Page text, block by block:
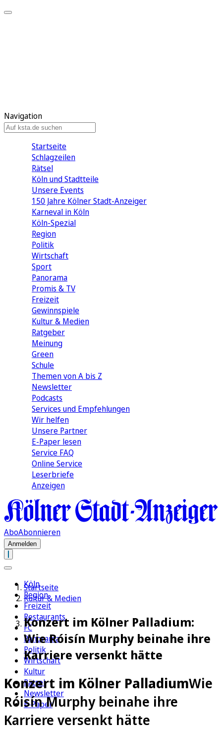
Navigation
Startseite
Schlagzeilen
Rätsel
Köln und Stadtteile
Unsere Events
150 Jahre Kölner Stadt-Anzeiger
Karneval in Köln
Köln-Spezial
Region
Politik
Wirtschaft
Sport
Panorama
Promis & TV
Freizeit
Gewinnspiele
Kultur & Medien
Ratgeber
Meinung
Green
Schule
Themen von A bis Z
Newsletter
Podcasts
Services und Empfehlungen
Wir helfen
Unsere Partner
E-Paper lesen
Service FAQ
Online Service
Leserbriefe
Anzeigen
AboAbonnieren
Anmelden
Köln
Region
Freizeit
Restaurants
FC
Panorama
Politik
Wirtschaft
Kultur
Rätsel
Newsletter
E-Paper
Startseite
Kultur & Medien
Konzert im Kölner Palladium:
Wie Róisín Murphy beinahe ihre
Karriere versenkt hätte
Konzert im Kölner PalladiumWie
Róisín Murphy beinahe ihre
Karriere versenkt hätte